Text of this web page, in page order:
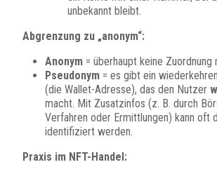
unbekannt bleibt.
Abgrenzung zu „anonym“:
Anonym = überhaupt keine Zuordnung
Pseudonym = es gibt ein
(die Wallet-Adresse), das den Nutzer
macht. Mit Zusatzinfos (z. B. durch
Verfahren oder Ermittlungen) kann oft
identifiziert werden.
Praxis im NFT-Handel: